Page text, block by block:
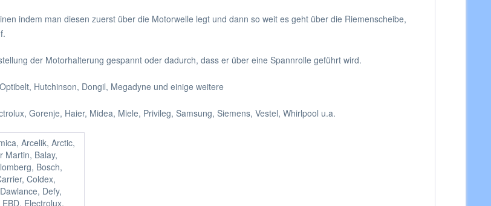
indem man diesen zuerst über die Motorwelle legt und dann so weit es geht über die Riemenscheibe,
der Motorhalterung gespannt oder dadurch, dass er über eine Spannrolle geführt wird.
Hutchinson, Dongil, Megadyne und einige weitere
Gorenje, Haier, Midea, Miele, Privileg, Samsung, Siemens, Vestel, Whirlpool u.a.
Arcelik, Arctic,
Martin, Balay,
Bosch,
Coldex,
Defy,
Electrolux,